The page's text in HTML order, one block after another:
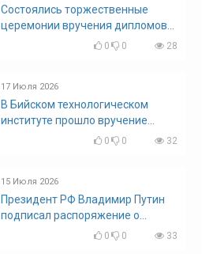
Состоялись торжественные
церемонии вручения дипломов
0 0 28
17 Июля 2026
В Бийском технологическом
институте прошло вручение
0 0 32
15 Июля 2026
Президент РФ Владимир Путин
подписал распоряжение о
поощрении граждан и трудовых
0 0 33